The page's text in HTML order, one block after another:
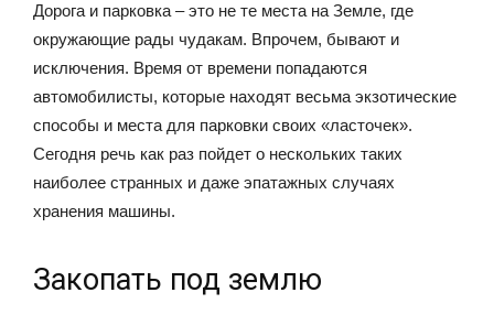
Дорога и парковка – это не те места на Земле, где
окружающие рады чудакам. Впрочем, бывают и
исключения. Время от времени попадаются
автомобилисты, которые находят весьма экзотические
способы и места для парковки своих «ласточек».
Сегодня речь как раз пойдет о нескольких таких
наиболее странных и даже эпатажных случаях
хранения машины.
Закопать под землю